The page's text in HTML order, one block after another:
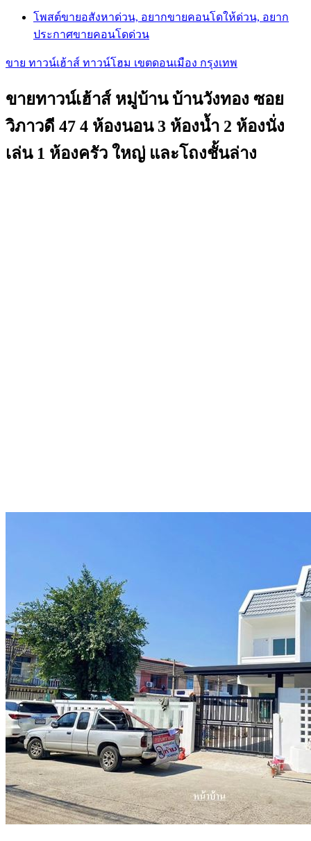
โพสต์ขายอสังหาด่วน, อยากขายคอนโดให้ด่วน, อยาก
ประกาศขายคอนโดด่วน
ขาย ทาวน์เฮ้าส์ ทาวน์โฮม เขตดอนเมือง กรุงเทพ
ขายทาวน์เฮ้าส์ หมู่บ้าน บ้านวังทอง ซอย
วิภาวดี 47 4 ห้องนอน 3 ห้องน้ำ 2 ห้องนั่ง
เล่น 1 ห้องครัว ใหญ่ และโถงชั้นล่าง